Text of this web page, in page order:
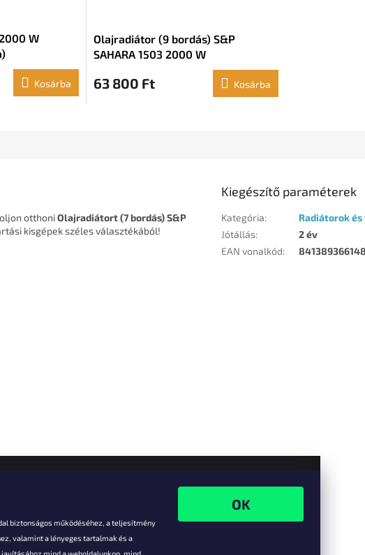
biztonságos működéséhez, a teljesítmény
valamint a lényeges tartalmak és a
W
Kosárba
Olajradiátor (9 bordás) S&P
SAHARA 1503 2000 W
63 800 Ft Kosárba
otthoniOlajradiátort (7 bordás) S&P
kisgépek széles választékából!
Kiegészítő paraméterek
Kategória:
Radiátorok
Jótállás:
2 év
EAN vonalkód: